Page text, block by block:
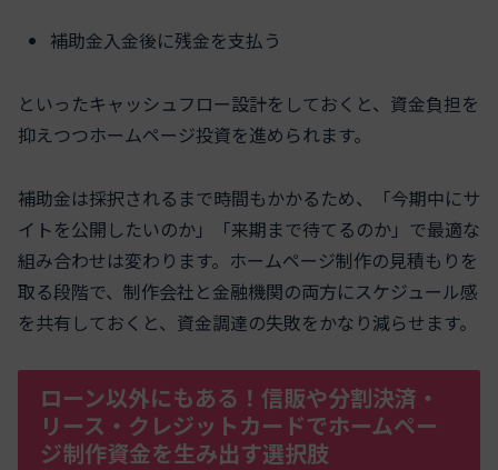
補助金入金後に残金を支払う
といったキャッシュフロー設計をしておくと、資金負担を
抑えつつホームページ投資を進められます。
補助金は採択されるまで時間もかかるため、「今期中にサ
イトを公開したいのか」「来期まで待てるのか」で最適な
組み合わせは変わります。ホームページ制作の見積もりを
取る段階で、制作会社と金融機関の両方にスケジュール感
を共有しておくと、資金調達の失敗をかなり減らせます。
ローン以外にもある！信販や分割決済・
リース・クレジットカードでホームペー
ジ制作資金を生み出す選択肢